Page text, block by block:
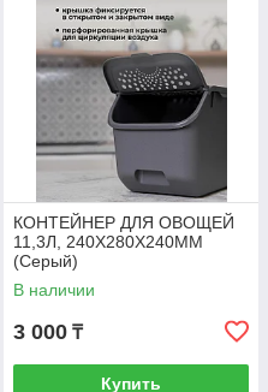
КОНТЕЙНЕР ДЛЯ ОВОЩЕЙ
11,3Л, 240Х280Х240ММ
(Серый)
В наличии
3 000 ₸
Купить